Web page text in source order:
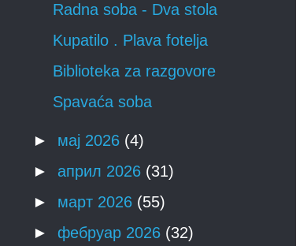
Radna soba - Dva stola
Kupatilo . Plava fotelja
Biblioteka za razgovore
Spavaća soba
► мај 2026 (4)
► април 2026 (31)
► март 2026 (55)
► фебруар 2026 (32)